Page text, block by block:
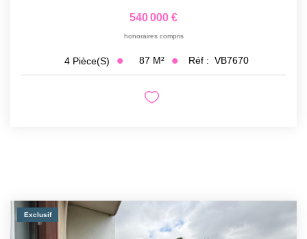
540 000 €
honoraires compris
4 Pièce(s) 87 M² Réf : VB7670
Exclusif